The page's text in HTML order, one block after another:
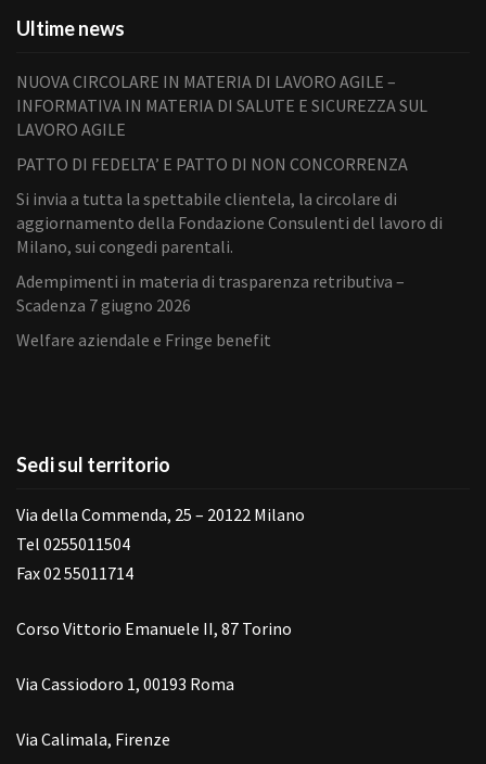
Ultime news
NUOVA CIRCOLARE IN MATERIA DI LAVORO AGILE –
INFORMATIVA IN MATERIA DI SALUTE E SICUREZZA SUL
LAVORO AGILE
PATTO DI FEDELTA’ E PATTO DI NON CONCORRENZA
Si invia a tutta la spettabile clientela, la circolare di
aggiornamento della Fondazione Consulenti del lavoro di
Milano, sui congedi parentali.
Adempimenti in materia di trasparenza retributiva –
Scadenza 7 giugno 2026
Welfare aziendale e Fringe benefit
Sedi sul territorio
Via della Commenda, 25 – 20122 Milano
Tel 0255011504
Fax 02 55011714
Corso Vittorio Emanuele II, 87 Torino
Via Cassiodoro 1, 00193 Roma
Via Calimala, Firenze